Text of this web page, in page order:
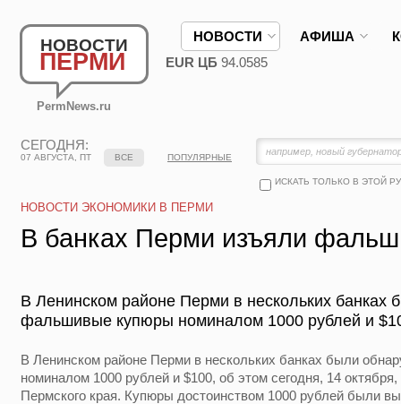
НОВОСТИ
ПЕРМИ
PermNews.ru
НОВОСТИ АФИША
EUR ЦБ 94.0585
СЕГОДНЯ:
07 АВГУСТА, ПТ
ИСКАТЬ ТОЛЬКО В ЭТОЙ
ВСЕ ПОПУЛЯРНЫЕ
НОВОСТИ ЭКОНОМИКИ В ПЕРМИ
В банках Перми изъяли
В Ленинском районе Перми в нескольких банках
фальшивые купюры номиналом 1000 рублей и
В Ленинском районе Перми в нескольких банках были
номиналом 1000 рублей и $100, об этом сегодня, 14
Пермского края. Купюры достоинством 1000 рублей были